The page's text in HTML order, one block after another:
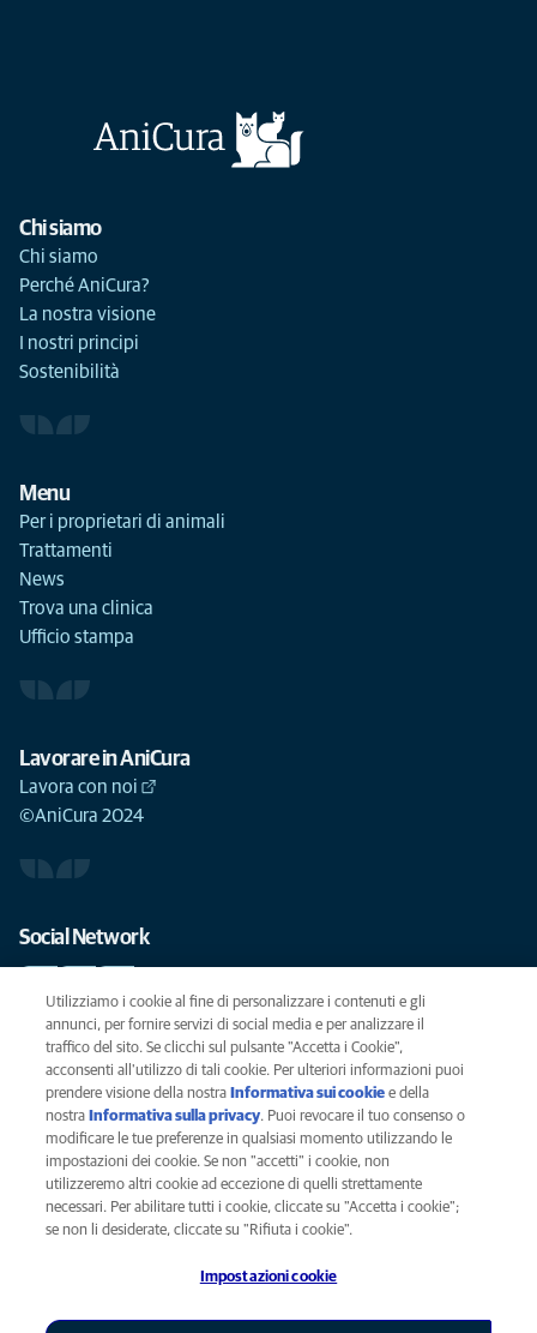
Chi siamo
Chi siamo
Perché AniCura?
La nostra visione
I nostri principi
Sostenibilità
Menu
Per i proprietari di animali
Trattamenti
News
Trova una clinica
Ufficio stampa
Lavorare in AniCura
Lavora con noi
©AniCura 2024
Social Network
Le migliori cure per il vostro animale domestico
SCRIVICI
info@anicura.it
Privacy
Legal
Utilizziamo i cookie al fine di personalizzare i contenuti e gli
annunci, per fornire servizi di social media e per analizzare il
traffico del sito. Se clicchi sul pulsante "Accetta i Cookie",
acconsenti all'utilizzo di tali cookie. Per ulteriori informazioni puoi
prendere visione della nostra Informativa sui cookie (opens in a new
tab)
e della
nostra Informativa sulla privacy(opens in a new tab)
. Puoi revocare il tuo consenso o
modificare le tue preferenze in qualsiasi momento utilizzando le
impostazioni dei cookie. Se non "accetti" i cookie, non
utilizzeremo altri cookie ad eccezione di quelli strettamente
necessari. Per abilitare tutti i cookie, cliccate su "Accetta i cookie";
se non li desiderate, cliccate su "Rifiuta i cookie".
Impostazioni cookie